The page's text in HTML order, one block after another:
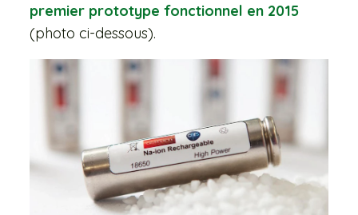
premier prototype fonctionnel en 2015
(photo ci-dessous).